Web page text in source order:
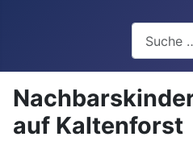
auf Kaltenforst